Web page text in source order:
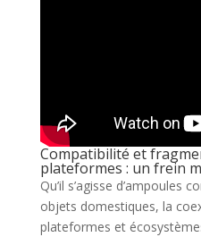
Compatibilité et
plateformes : un frein
Qu’il s’agisse d’ampoules
objets domestiques, la
plateformes et